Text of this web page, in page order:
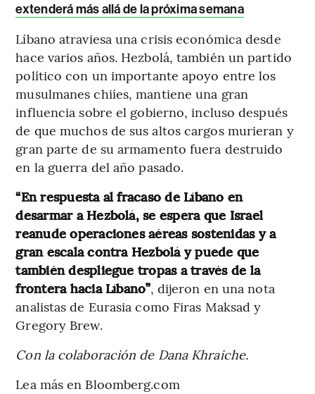
extenderá más allá de la próxima semana
Líbano atraviesa una crisis económica desde
hace varios años. Hezbolá, también un partido
político con un importante apoyo entre los
musulmanes chiíes, mantiene una gran
influencia sobre el gobierno, incluso después
de que muchos de sus altos cargos murieran y
gran parte de su armamento fuera destruido
en la guerra del año pasado.
“En respuesta al fracaso de Líbano en
desarmar a Hezbolá, se espera que Israel
reanude operaciones aéreas sostenidas y a
gran escala contra Hezbolá y puede que
también despliegue tropas a través de la
frontera hacia Líbano”, dijeron en una nota
analistas de Eurasia como Firas Maksad y
Gregory Brew.
Con la colaboración de Dana Khraiche.
Lea más en Bloomberg.com